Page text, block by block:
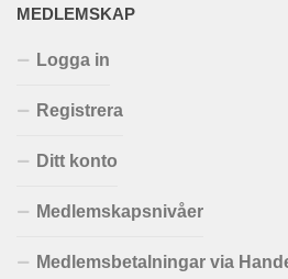
MEDLEMSKAP
Logga in
Registrera
Ditt konto
Medlemskapsnivåer
Medlemsbetalningar via